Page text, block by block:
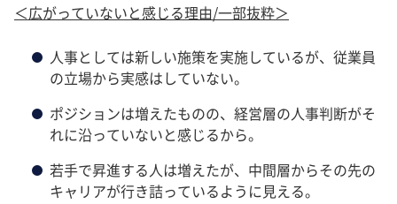
＜広がっていないと感じる理由/一部抜粋＞
人事としては新しい施策を実施しているが、従業員
の立場から実感はしていない。
ポジションは増えたものの、経営層の人事判断がそ
れに沿っていないと感じるから。
若手で昇進する人は増えたが、中間層からその先の
キャリアが行き詰っているように見える。